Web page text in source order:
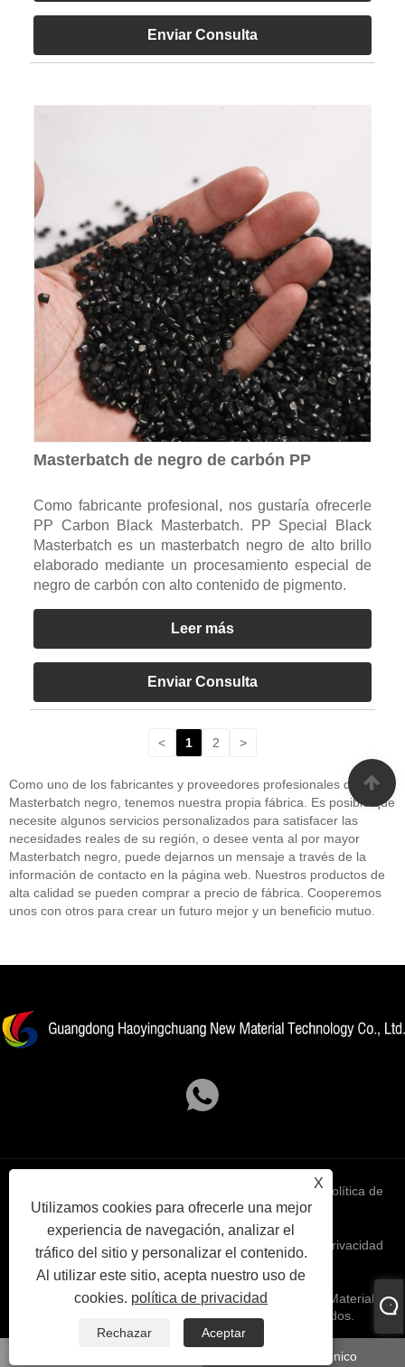
Enviar Consulta
Masterbatch de negro de carbón PP
Como fabricante profesional, nos gustaría ofrecerle
PP Carbon Black Masterbatch. PP Special Black
Masterbatch es un masterbatch negro de alto brillo
elaborado mediante un procesamiento especial de
negro de carbón con alto contenido de pigmento.
Leer más
Enviar Consulta
< 1 2 >
Como uno de los fabricantes y proveedores profesionales de China
Masterbatch negro, tenemos nuestra propia fábrica. Es posible que
necesite algunos servicios personalizados para satisfacer las
necesidades reales de su región, o desee venta al por mayor
Masterbatch negro, puede dejarnos un mensaje a través de la
información de contacto en la página web. Nuestros productos de
alta calidad se pueden comprar a precio de fábrica. Cooperemos
unos con otros para crear un futuro mejor y un beneficio mutuo.
X
Utilizamos cookies para ofrecerle una mejor
experiencia de navegación, analizar el
tráfico del sitio y personalizar el contenido.
Al utilizar este sitio, acepta nuestro uso de
cookies. política de privacidad
Rechazar
Aceptar
Correo electrónico
política de
privacidad
Copyright © 2023 Guangdong Haoyingchuang New Material
Technology Co., Ltd. Todos los derechos reservados.